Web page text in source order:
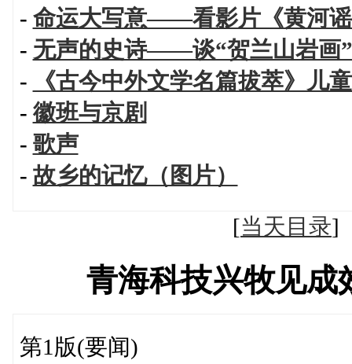
- 命运大写意——看影片《黄河
- 无声的史诗——谈“贺兰山岩画”
-
《古今中外文学名篇拔萃》儿
- 徽班与京剧
- 歌声
- 故乡的记忆（图片）
[当天目录
青海科技兴牧见
第1版(要闻)